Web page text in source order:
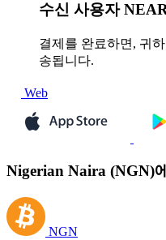
수신 사용자
결제를 완료하면, 귀
송됩니다.
Web
Nigerian Naira (NGN)
NGN